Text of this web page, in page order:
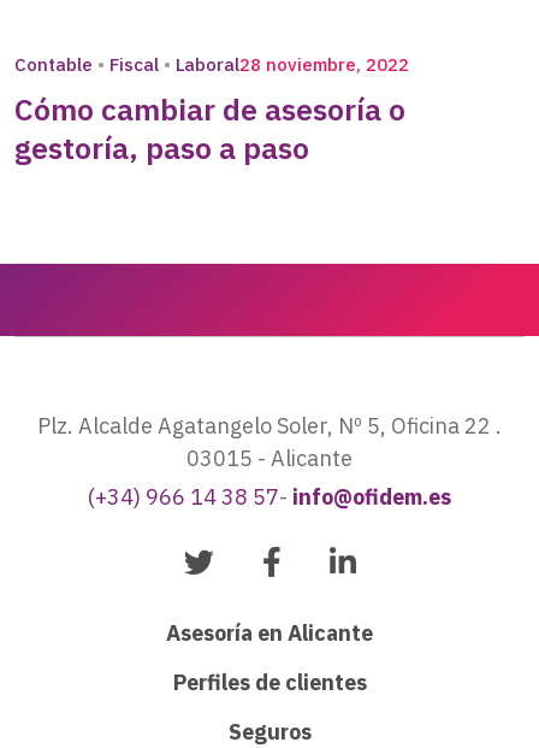
Contable Fiscal Laboral28 noviembre, 2022
Cómo cambiar de asesoría o
gestoría, paso a paso
Plz. Alcalde Agatangelo Soler, Nº 5, Oficina 22 .
03015 - Alicante
(+34) 966 14 38 57- info@ofidem.es
Asesoría en Alicante
Perfiles de clientes
Seguros